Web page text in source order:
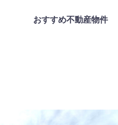
おすすめ不動産物件